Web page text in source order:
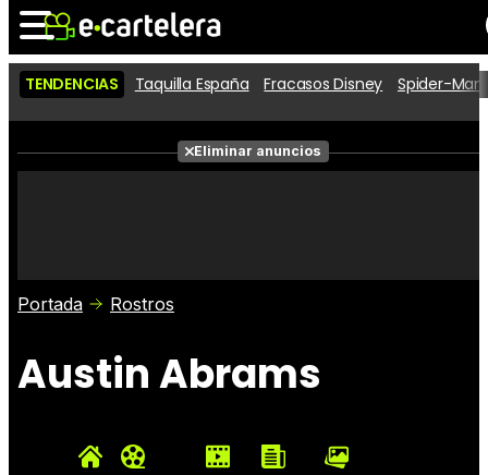
Noticias Cartelera
Películas
Críticas
TENDENCIAS Taquilla España Fracasos Disney Spider-
Eliminar anuncios
Portada Rostros
Austin Abrams